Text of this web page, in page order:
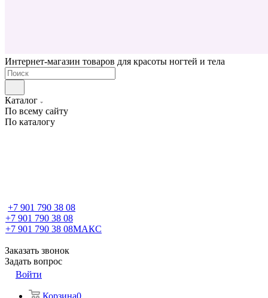
Интернет-магазин товаров для красоты ногтей и тела
Каталог
По всему сайту
По каталогу
+7 901 790 38 08
+7 901 790 38 08
+7 901 790 38 08МАКС
Заказать звонок
Задать вопрос
Войти
Корзина0